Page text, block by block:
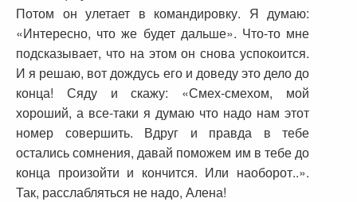
Потом он улетает в командировку. Я думаю:
«Интересно, что же будет дальше». Что-то мне
подсказывает, что на этом он снова успокоится.
И я решаю, вот дождусь его и доведу это дело до
конца! Сяду и скажу: «Смех-смехом, мой
хороший, а все-таки я думаю что надо нам этот
номер совершить. Вдруг и правда в тебе
остались сомнения, давай поможем им в тебе до
конца произойти и кончится. Или наоборот..».
Так, расслабляться не надо, Алена!